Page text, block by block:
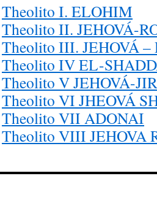
Theolito I. ELOHIM
Theolito II. JEHOVÁ-
Theolito III. JEHOVÁ –
Theolito IV EL-
Theolito V JEHOVÁ-
Theolito VI JHEOVÁ
Theolito VII ADONAI
Theolito VIII JEHOVA